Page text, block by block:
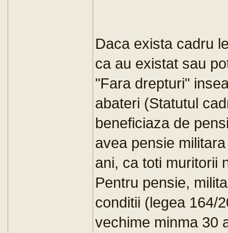
Daca exista cadru
ca au existat sau
"Fara drepturi"
abateri (Statutul
beneficiaza de
avea pensie
ani, ca toti muritorii
Pentru pensie,
conditii (legea 164/
vechime minma 30